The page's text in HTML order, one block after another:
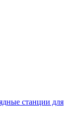
станции для